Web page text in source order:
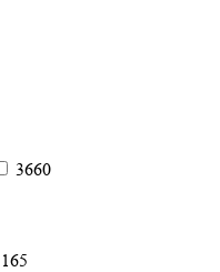
3660
165